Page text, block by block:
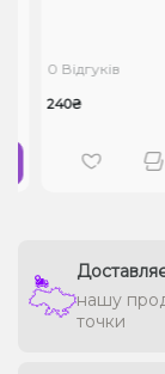
0 Відгуків
240₴
нашу
точки